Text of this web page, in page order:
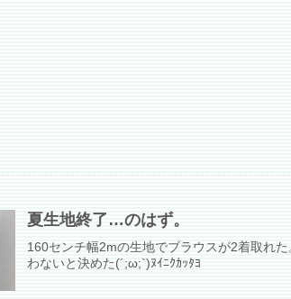
夏生地終了…のはず。
160センチ幅2mの生地でブラウスが2着取れ
わないと決めた(´;ω;`)ﾇｲﾆｸｶｯﾀﾖ